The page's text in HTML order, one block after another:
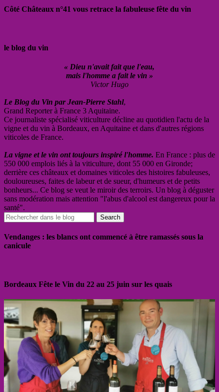
Côté Châteaux n°41 vous retrace la fabuleuse fête du vin
le blog du vin
« Dieu n'avait fait que l'eau,
mais l'homme a fait le vin »
Victor Hugo
Le Blog du Vin par Jean-Pierre Stahl,
Grand Reporter à France 3 Aquitaine.
Ce journaliste spécialisé viticulture décline au quotidien l'actu de la
vigne et du vin à Bordeaux, en Aquitaine et dans d'autres régions
viticoles de France.
La vigne et le vin ont toujours inspiré l'homme. En France : plus de
550 000 emplois liés à la viticulture, dont 55 000 en Gironde;
derrière ces châteaux et domaines viticoles des histoires fabuleuses,
douloureuses, faites de labeur et de sueur, d'humeurs et de petits
bonheurs... Ce blog se veut le miroir des terroirs. Un blog à déguster
sans modération mais attention "l'abus d'alcool est dangereux pour la
santé".
Vendanges : les blancs ont commencé à être ramassés sous la
canicule
Bordeaux Fête le Vin du 22 au 25 juin sur les quais